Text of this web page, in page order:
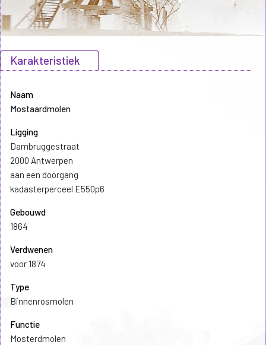
Karakteristiek
Naam
Mostaardmolen
Ligging
Dambruggestraat
2000 Antwerpen
aan een doorgang
kadasterperceel E550p6
Gebouwd
1864
Verdwenen
voor 1874
Type
Binnenrosmolen
Functie
Mosterdmolen